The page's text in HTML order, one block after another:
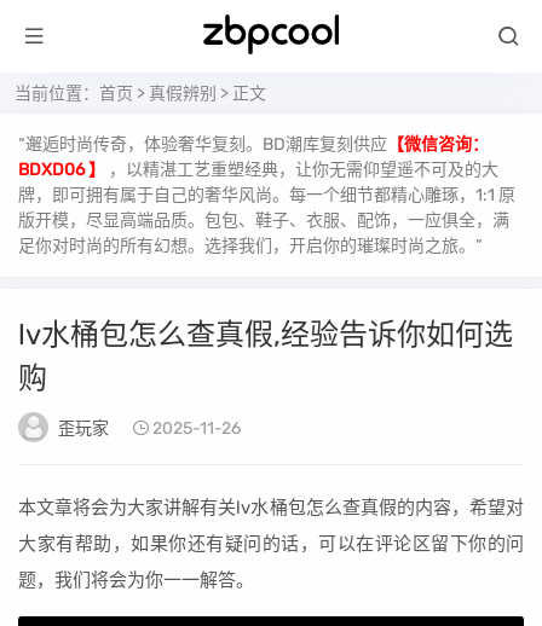
当前位置： 首页 > 真假辨别 > 正文
“邂逅时尚传奇，体验奢华复刻。BD潮库复刻供应 【微信咨询：
BDXD06 】
，以精湛工艺重塑经典，让你无需仰望遥不可及的大
牌，即可拥有属于自己的奢华风尚。每一个细节都精心雕琢，1:1 原
版开模，尽显高端品质。包包、鞋子、衣服、配饰，一应俱全，满
足你对时尚的所有幻想。选择我们，开启你的璀璨时尚之旅。”
lv水桶包怎么查真假,经验告诉你如何选
购
歪玩家 2025-11-26
本文章将会为大家讲解有关lv水桶包怎么查真假的内容，希望对
大家有帮助，如果你还有疑问的话，可以在评论区留下你的问
题，我们将会为你一一解答。